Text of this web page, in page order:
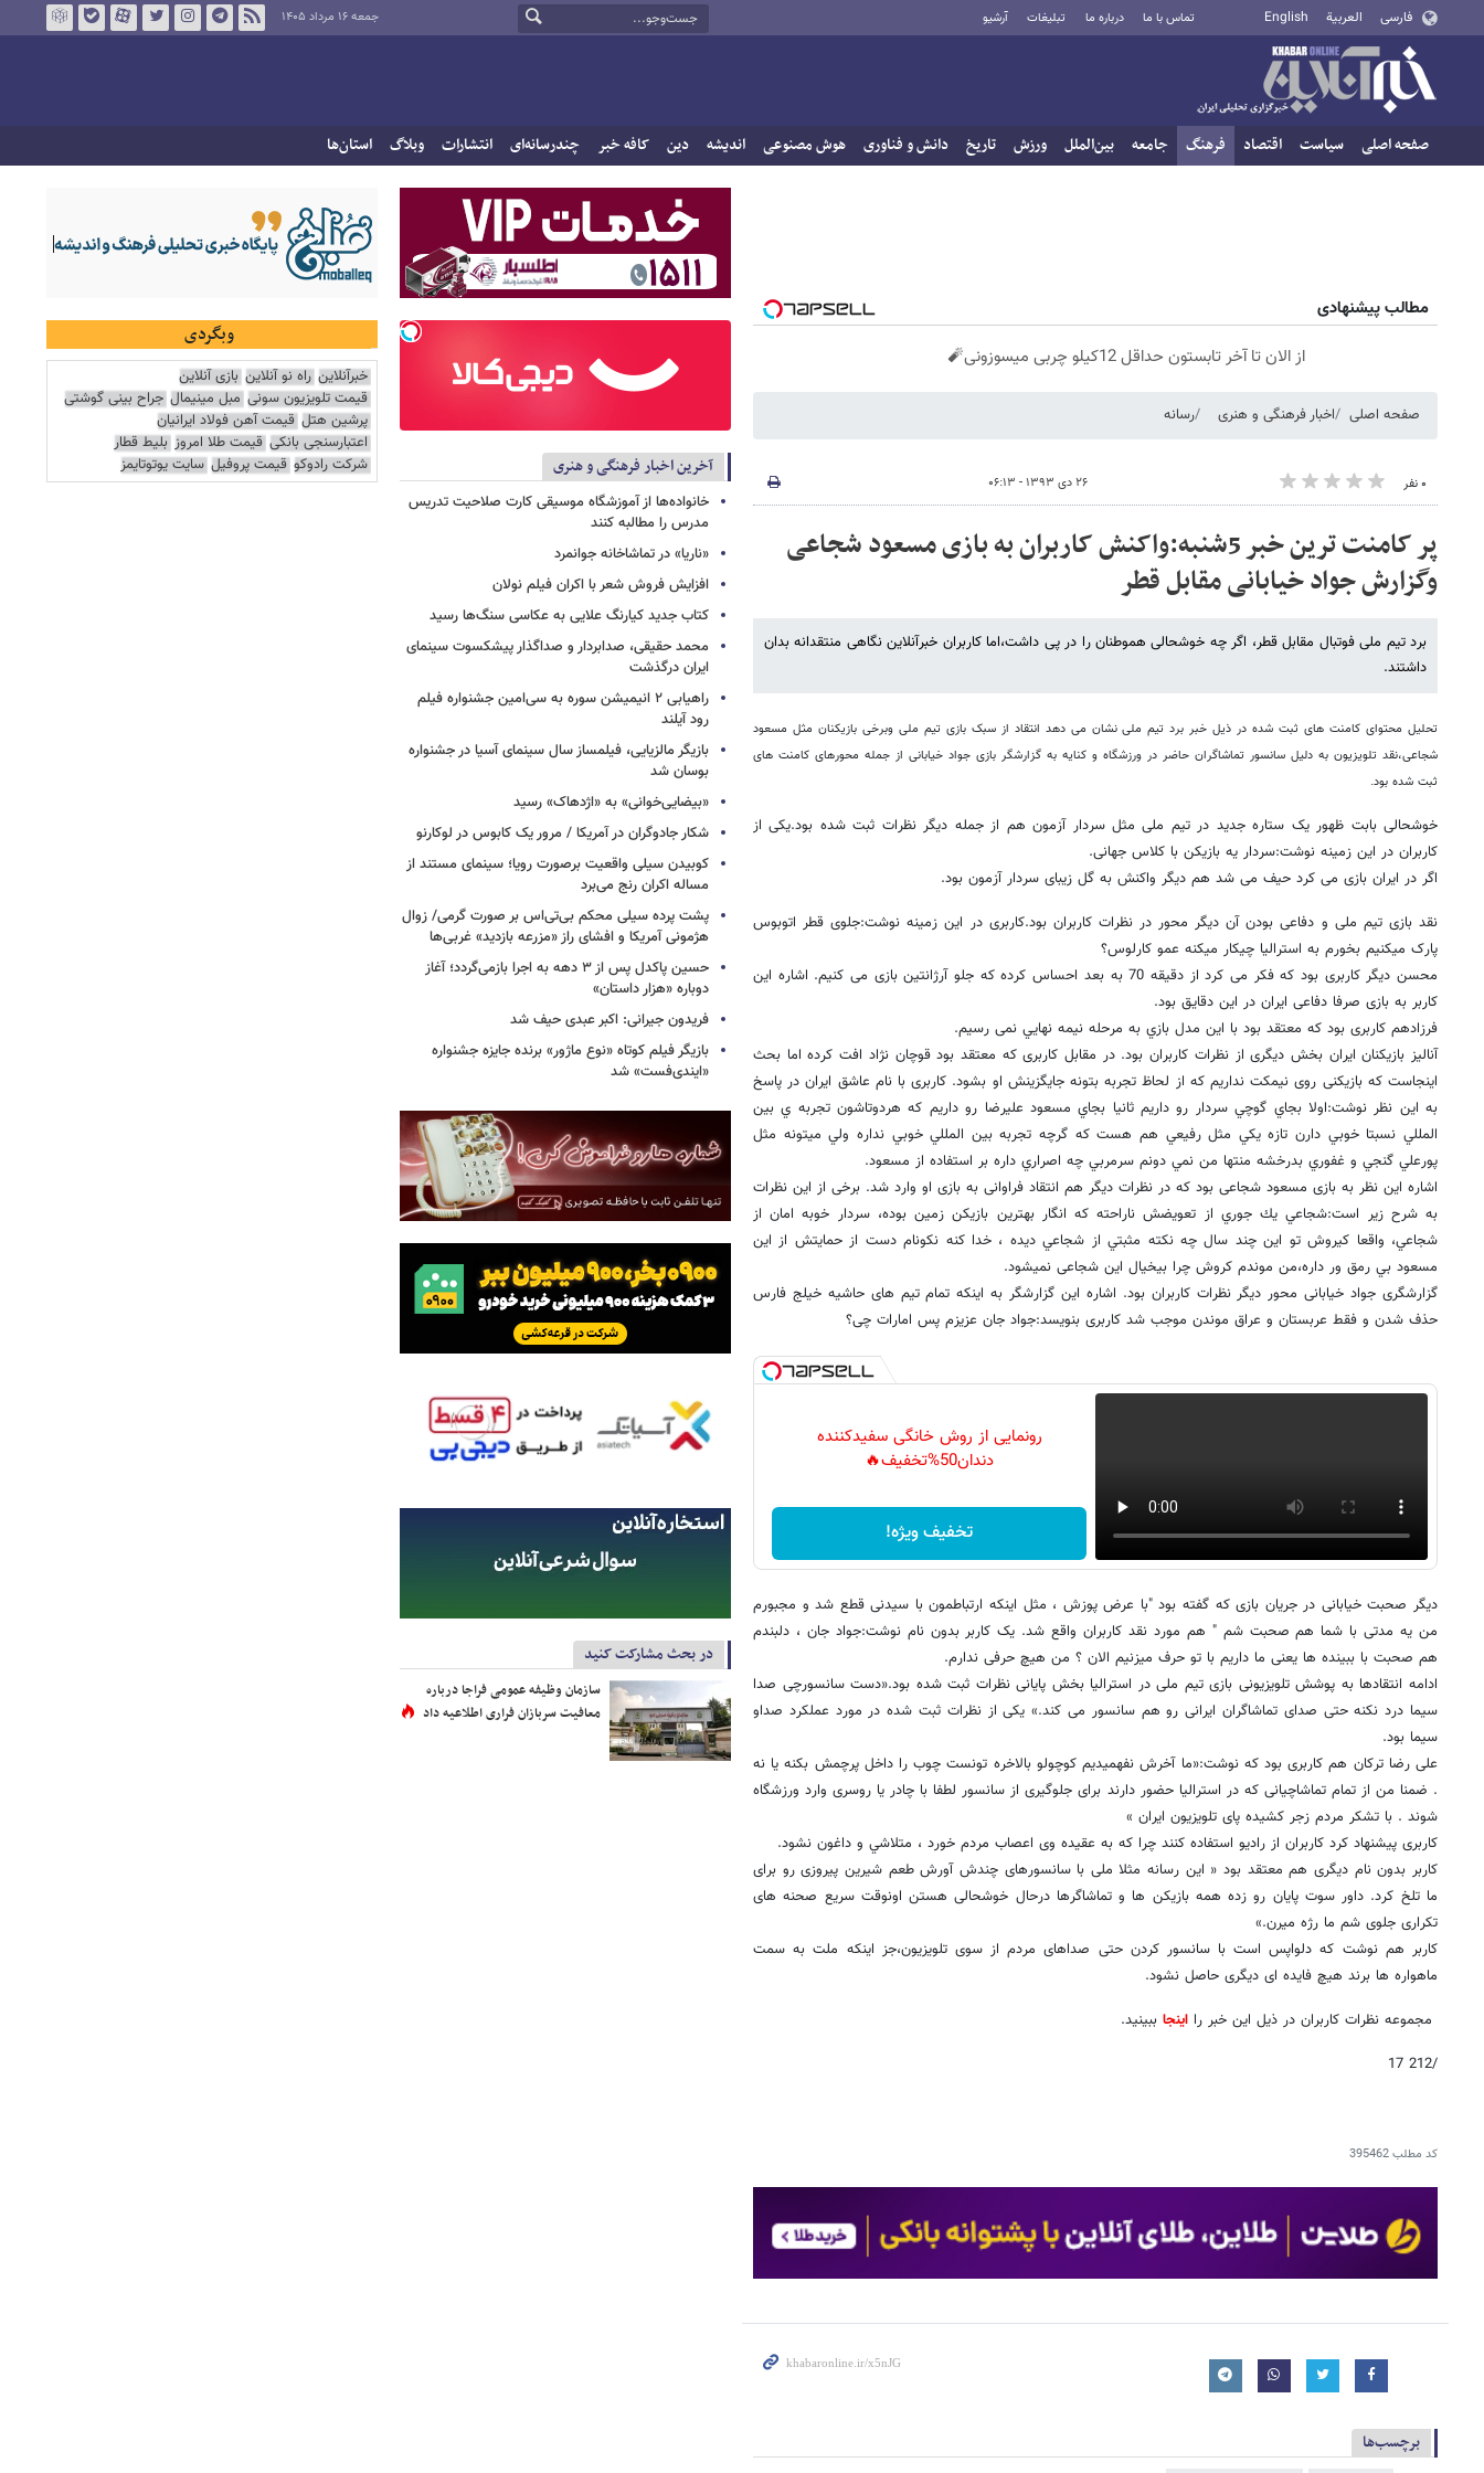
فارسی العربية English تماس با ما درباره ما تبلیغات آرشیو جمعه ۱۶ مرداد ۱۴۰۵
صفحه اصلی سیاست اقتصاد فرهنگ جامعه بین‌الملل ورزش تاریخ دانش و فناوری هوش مصنوعی اندیشه دین کافه خبر چندرسانه‌ای انتشارات وبلاگ استان‌ها
مطالب پیشنهادی
از الان تا آخر تابستون حداقل 12کیلو چربی میسوزونی🧨
صفحه اصلی اخبار فرهنگی و هنری رسانه
۰ نفر ۲۶ دی ۱۳۹۳ - ۰۶:۱۳
پر کامنت ترین خبر 5شنبه:واکنش کاربران به بازی مسعود شجاعی
وگزارش جواد خیابانی مقابل قطر
برد تیم ملی فوتبال مقابل قطر، اگر چه خوشحالی هموطنان را در پی داشت،اما کاربران خبرآنلاین نگاهی منتقدانه بدان
داشتند.
تحلیل محتوای کامنت های ثبت شده در ذیل خبر برد تیم ملی نشان می دهد انتقاد از سبک بازی تیم ملی وبرخی بازیکنان مثل مسعود
شجاعی،نقد تلویزیون به دلیل سانسور تماشاگران حاضر در ورزشگاه و کنایه به گزارشگر بازی جواد خیابانی از جمله محورهای کامنت های
ثبت شده بود.
خوشحالی بابت ظهور یک ستاره جدید در تیم ملی مثل سردار آزمون هم از جمله دیگر نظرات ثبت شده بود.یکی از
کاربران در این زمینه نوشت:سردار یه بازیکن با کلاس جهانی.
اگر در ایران بازی می کرد حیف می شد هم دیگر واکنش به گل زیبای سردار آزمون بود.
نقد بازی تیم ملی و دفاعی بودن آن دیگر محور در نظرات کاربران بود.کاربری در این زمینه نوشت:جلوی قطر اتوبوس
پارک میکنیم بخورم به استرالیا چیکار میکنه عمو کارلوس؟
محسن دیگر کاربری بود که فکر می کرد از دقیقه 70 به بعد احساس کرده که جلو آرژانتین بازی می کنیم. اشاره این
کاربر به بازی صرفا دفاعی ایران در این دقایق بود.
فرزادهم کاربری بود که معتقد بود با اين مدل بازي به مرحله نيمه نهايي نمی رسیم.
آنالیز بازیکنان ایران بخش دیگری از نظرات کاربران بود. در مقابل کاربری که معتقد بود قوچان نژاد افت کرده اما بحث
اینجاست که بازیکنی روی نیمکت نداریم که از لحاظ تجربه بتونه جایگزینش او بشود. کاربری با نام عاشق ایران در پاسخ
به این نظر نوشت:اولا بجاي گوچي سردار رو داريم ثانيا بجاي مسعود عليرضا رو داريم كه هردوتاشون تجربه ي بين
المللي نسبتا خوبي دارن تازه يكي مثل رفيعي هم هست كه گرچه تجربه بين المللي خوبي نداره ولي ميتونه مثل
پورعلي گنجي و غفوري بدرخشه منتها من نمي دونم سرمربي چه اصراري داره بر استفاده از مسعود.
اشاره این نظر به بازی مسعود شجاعی بود که در نظرات دیگر هم انتقاد فراوانی به بازی او وارد شد. برخی از این نظرات
به شرح زیر است:شجاعي يك جوري از تعويضش ناراحته كه انگار بهترين بازيكن زمين بوده، سردار خوبه امان از
شجاعي، واقعا كيروش تو اين چند سال چه نكته مثبتي از شجاعي ديده ، خدا كنه نكونام دست از حمايتش از اين
مسعود بي رمق ور داره،من موندم کروش چرا بیخیال این شجاعی نمیشود.
گزارشگری جواد خیابانی محور دیگر نظرات کاربران بود. اشاره این گزارشگر به اینکه تمام تیم های حاشیه خیلج فارس
حذف شدن و فقط عربستان و عراق موندن موجب شد کاربری بنویسد:جواد جان عزیزم پس امارات چی؟
رونمایی از روش خانگی سفیدکننده
دندان50%تخفیف🔥
تخفیف ویژه!
دیگر صحبت خیابانی در جریان بازی که گفته بود "با عرض پوزش ، مثل اینکه ارتباطمون با سیدنی قطع شد و مجبورم
من یه مدتی با شما هم صحبت شم " هم مورد نقد کاربران واقع شد. یک کاربر بدون نام نوشت:جواد جان ، دلبندم
هم صحبت با ببینده ها یعنی ما داریم با تو حرف میزنیم الان ؟ من هیچ حرفی ندارم.
ادامه انتقادها به پوشش تلویزیونی بازی تیم ملی در استرالیا بخش پایانی نظرات ثبت شده بود.«دست سانسورچی صدا
سیما درد نکنه حتی صدای تماشاگران ایرانی رو هم سانسور می کند.» یکی از نظرات ثبت شده در مورد عملکرد صداو
سیما بود.
علی رضا ترکان هم کاربری بود که نوشت:«ما آخرش نفهمیدیم کوچولو بالاخره تونست چوب را داخل پرچمش بکنه یا نه
. ضمنا من از تمام تماشاچیانی که در استرالیا حضور دارند برای جلوگیری از سانسور لطفا با چادر یا روسری وارد ورزشگاه
شوند . با تشکر مردم زجر کشیده پای تلویزیون ایران »
کاربری پیشنهاد کرد کاربران از رادیو استفاده کنند چرا که به عقیده وی اعصاب مردم خورد ، متلاشي و داغون نشود.
کاربر بدون نام دیگری هم معتقد بود « این رسانه مثلا ملی با سانسورهای چندش آورش طعم شیرین پیروزی رو برای
ما تلخ کرد. داور سوت پایان رو زده همه بازیکن ها و تماشاگرها درحال خوشحالی هستن اونوقت سریع صحنه های
تکراری جلوی شم ما رژه میرن.»
کاربر هم نوشت که دلواپس است با سانسور کردن حتی صداهای مردم از سوی تلویزیون،جز اینکه ملت به سمت
ماهواره ها برند هیچ فایده ای دیگری حاصل نشود.
مجموعه نظرات کاربران در ذیل این خبر را اینجا ببینید.
/212 17
کد مطلب395462
برچسب‌ها
آخرین اخبار فرهنگی و هنری
خانواده‌ها از آموزشگاه موسیقی کارت صلاحیت تدریس
مدرس را مطالبه کنند
«ناریا» در تماشاخانه جوانمرد
افزایش فروش شعر با اکران فیلم نولان
کتاب جدید کیارنگ علایی به عکاسی سنگ‌ها رسید
محمد حقیقی، صدابردار و صداگذار پیشکسوت سینمای
ایران درگذشت
راهیابی ۲ انیمیشن سوره به سی‌امین جشنواره فیلم
رود آیلند
بازیگر مالزیایی، فیلمساز سال سینمای آسیا در جشنواره
بوسان شد
«بیضایی‌خوانی» به «اژدهاک» رسید
شکار جادوگران در آمریکا / مرور یک کابوس در لوکارنو
کوبیدن سیلی واقعیت برصورت رویا؛ سینمای مستند از
مساله اکران رنج می‌برد
پشت پرده سیلی محکم بی‌تی‌اس بر صورت گرمی/ زوال
هژمونی آمریکا و افشای راز «مزرعه بازدید» غربی‌ها
حسین پاکدل پس از ۳ دهه به اجرا بازمی‌گردد؛ آغاز
دوباره «هزار داستان»
فریدون جیرانی: اکبر عبدی حیف شد
بازیگر فیلم کوتاه «نوع ماژور» برنده جایزه جشنواره
«ایندی‌فست» شد
در بحث مشارکت کنید
سازمان وظیفه عمومی فراجا درباره
معافیت سربازان فراری اطلاعیه داد
وبگردی
خبرآنلاین راه نو آنلاین بازی آنلاین
قیمت تلویزیون سونی مبل مینیمال جراح بینی گوشتی
پرشین هتل قیمت آهن فولاد ایرانیان
اعتبارسنجی بانکی قیمت طلا امروز بلیط قطار
شرکت رادوکو قیمت پروفیل سایت یوتوتایمز